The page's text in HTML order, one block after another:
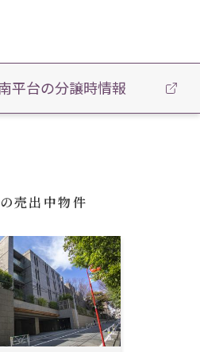
平台の分譲時情報
売出中物件